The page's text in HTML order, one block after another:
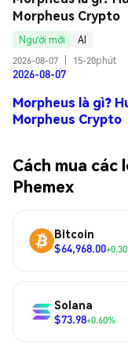
Morpheus Crypto
Người mới
AI
2026-08-07
15-20phút
2026-08-07
Morpheus là gì?
Morpheus Crypto
Cách mua
Phemex
Bitcoin
$64,968.00
Solana
$73.98+0.60%